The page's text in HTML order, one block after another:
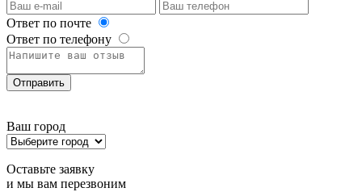
Ответ по почте
Ответ по телефону
Отправить
Ваш город
Оставьте заявку
и мы вам перезвоним